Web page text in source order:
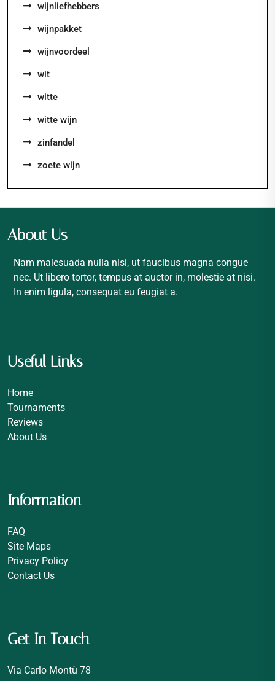
wijnliefhebbers
wijnpakket
wijnvoordeel
wit
witte
witte wijn
zinfandel
zoete wijn
About Us
Nam malesuada nulla nisi, ut faucibus magna congue
nec. Ut libero tortor, tempus at auctor in, molestie at nisi.
In enim ligula, consequat eu feugiat a.
Useful Links
Home
Tournaments
Reviews
About Us
Information
FAQ
Site Maps
Privacy Policy
Contact Us
Get In Touch
Via Carlo Montù 78